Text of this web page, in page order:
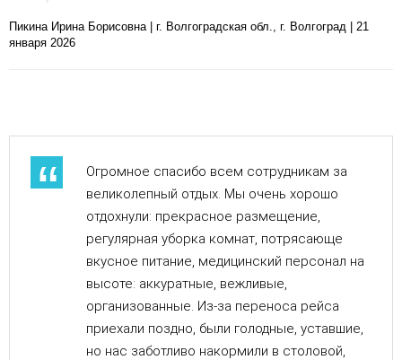
Пикина Ирина Борисовна | г. Волгоградская обл., г. Волгоград | 21
января 2026
Огромное спасибо всем сотрудникам за
великолепный отдых. Мы очень хорошо
отдохнули: прекрасное размещение,
регулярная уборка комнат, потрясающе
вкусное питание, медицинский персонал на
высоте: аккуратные, вежливые,
организованные. Из-за переноса рейса
приехали поздно, были голодные, уставшие,
но нас заботливо накормили в столовой,